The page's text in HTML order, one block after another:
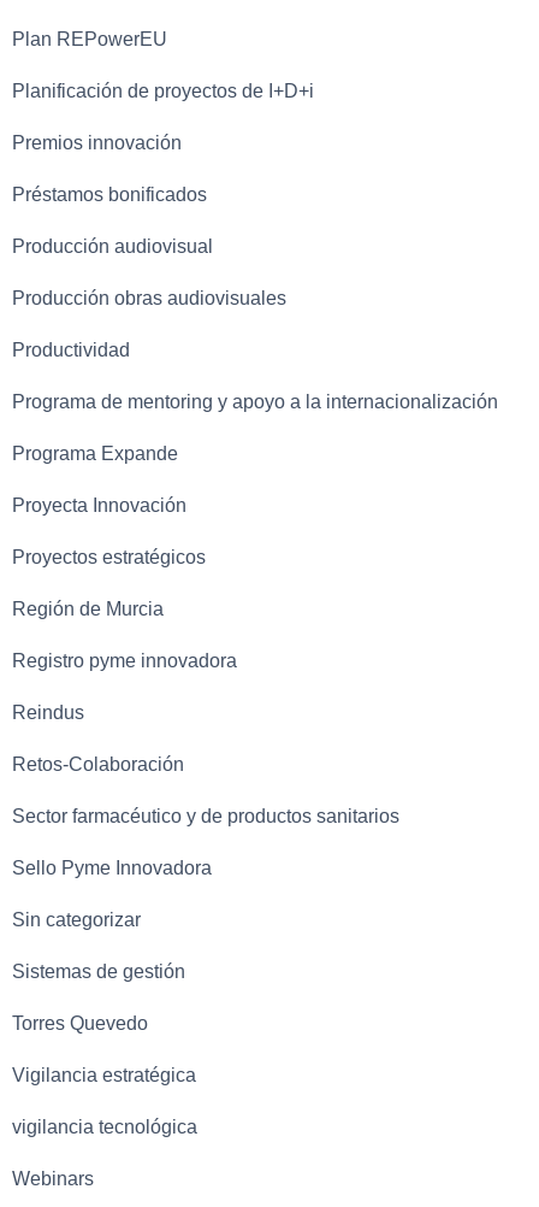
Plan REPowerEU
Planificación de proyectos de I+D+i
Premios innovación
Préstamos bonificados
Producción audiovisual
Producción obras audiovisuales
Productividad
Programa de mentoring y apoyo a la internacionalización
Programa Expande
Proyecta Innovación
Proyectos estratégicos
Región de Murcia
Registro pyme innovadora
Reindus
Retos-Colaboración
Sector farmacéutico y de productos sanitarios
Sello Pyme Innovadora
Sin categorizar
Sistemas de gestión
Torres Quevedo
Vigilancia estratégica
vigilancia tecnológica
Webinars